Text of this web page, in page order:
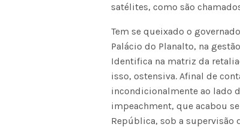
satélites, como são
Tem se queixado o
Palácio do Planalto, na
Identifica na matriz da
isso, ostensiva. Afinal de
incondicionalmente ao lado
impeachment, que acabou
República, sob a supervisão